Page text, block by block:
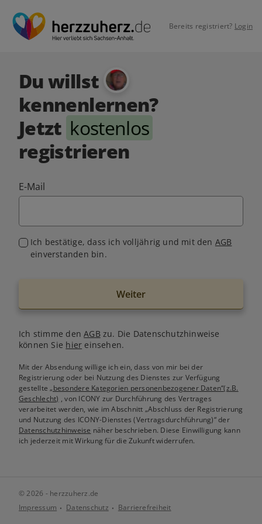
Bereits registriert? Login
Du willst
kennenlernen?
Jetzt kostenlos
registrieren
E-Mail
Ich bestätige, dass ich volljährig und mit den AGB
einverstanden bin.
Weiter
Ich stimme denAGB zu. Die Datenschutzhinweise
können Sie hier einsehen.
Mit der Absendung willige ich ein, dass von mir bei der
Registrierung oder bei Nutzung des Dienstes zur Verfügung
gestellte„besondere Kategorien personenbezogener Daten“(z.B.
Geschlecht) , von ICONY zur Durchführung des Vertrages
verarbeitet werden, wie im Abschnitt „Abschluss der Registrierung
und Nutzung des ICONY-Dienstes (Vertragsdurchführung)“ der
Datenschutzhinweise näher beschrieben. Diese Einwilligung kann
ich jederzeit mit Wirkung für die Zukunft widerrufen.
© 2026 - herzzuherz.de
Impressum
Datenschutz Barrierefreiheit